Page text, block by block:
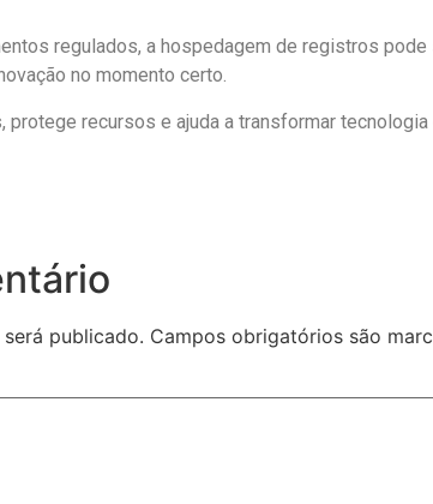
regulados, a hospedagem de registros
no momento certo.
protege recursos e ajuda a transformar
publicado. Campos obrigatórios são